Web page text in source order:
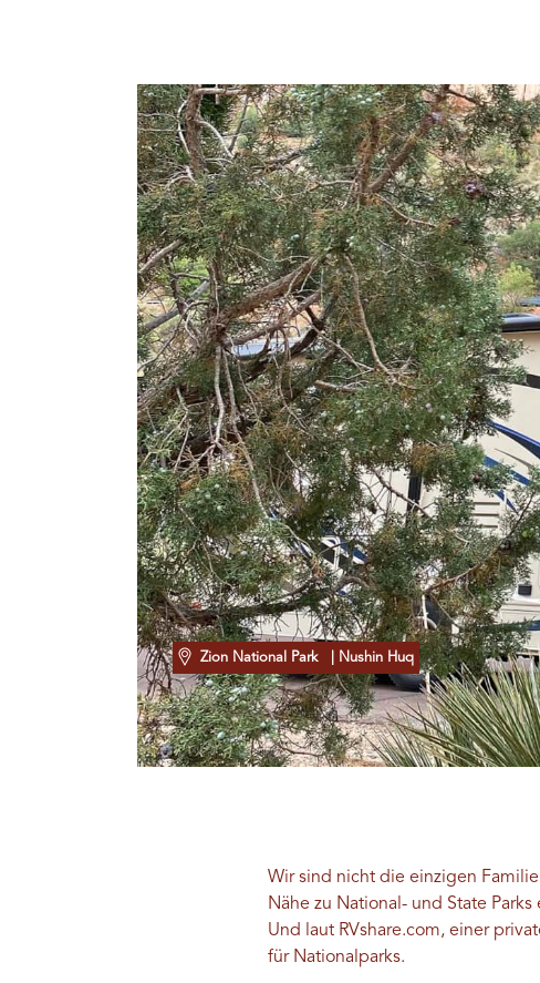
Zion National Park | Nushin Huq
Wir sind nicht die einzigen
Nähe zu National- und State
Und laut RVshare.com, einer
für Nationalparks.